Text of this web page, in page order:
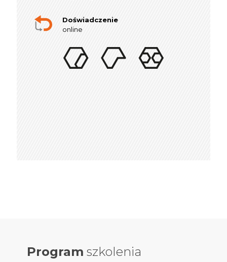
Doświadczenie
online
indywidualnych sesji rozwojowych
online dla Menedżerów i Dyrektorów
Doświadczenie
w szkoleniach stacjonarnych
Program szkolenia